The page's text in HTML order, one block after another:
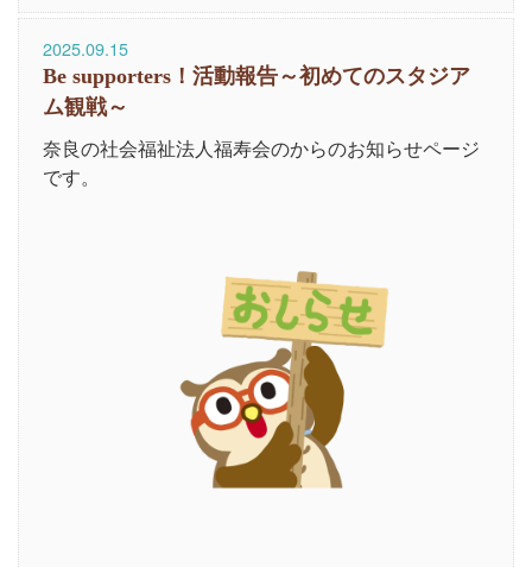
2025.09.15
Be supporters！活動報告～初めてのスタジア
ム観戦～
奈良の社会福祉法人福寿会のからのお知らせページ
です。